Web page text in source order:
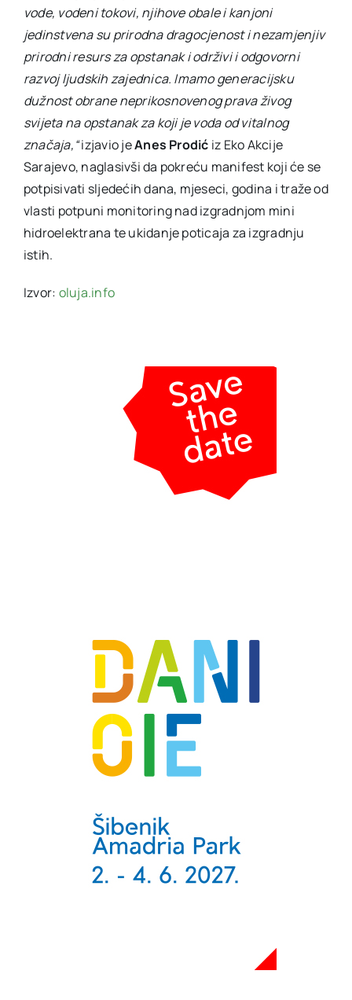
vode, vodeni tokovi, njihove obale i kanjoni
jedinstvena su prirodna dragocjenost i nezamjenjiv
prirodni resurs za opstanak i održivi i odgovorni
razvoj ljudskih zajednica. Imamo generacijsku
dužnost obrane neprikosnovenog prava živog
svijeta na opstanak za koji je voda od vitalnog
značaja,“izjavio jeAnes Prodić iz Eko Akcije
Sarajevo, naglasivši da pokreću manifest koji će se
potpisivati sljedećih dana, mjeseci, godina i traže od
vlasti potpuni monitoring nad izgradnjom mini
hidroelektrana te ukidanje poticaja za izgradnju
istih.
Izvor: oluja.info